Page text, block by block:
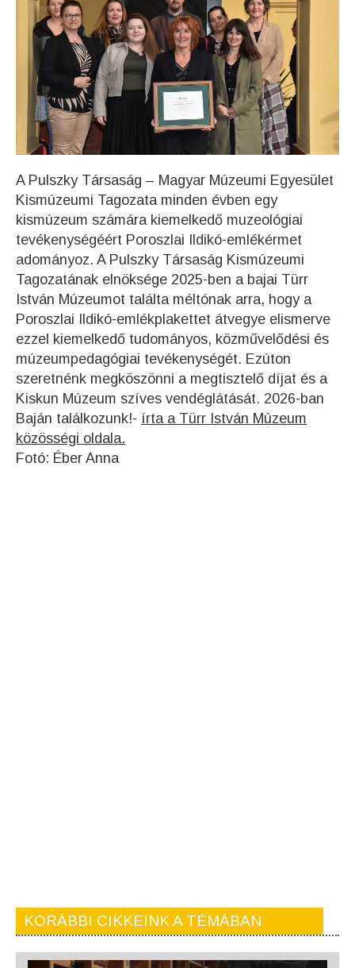
A Pulszky Társaság – Magyar Múzeumi Egyesület
Kismúzeumi Tagozata minden évben egy
kismúzeum számára kiemelkedő muzeológiai
tevékenységéért Poroszlai Ildikó-emlékérmet
adományoz. A Pulszky Társaság Kismúzeumi
Tagozatának elnöksége 2025-ben a bajai Türr
István Múzeumot találta méltónak arra, hogy a
Poroszlai Ildikó-emlékplakettet átvegye elismerve
ezzel kiemelkedő tudományos, közművelődési és
múzeumpedagógiai tevékenységét. Ezúton
szeretnénk megköszönni a megtisztelő díjat és a
Kiskun Múzeum szíves vendéglátását. 2026-ban
Baján találkozunk!- írta a Türr István Múzeum
közösségi oldala.
Fotó: Éber Anna
KORÁBBI CIKKEINK A TÉMÁBAN